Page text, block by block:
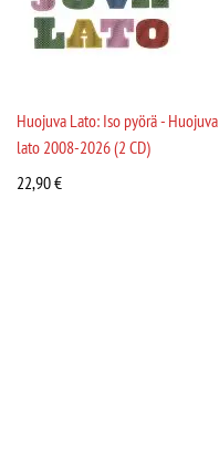
Huojuva Lato: Iso pyörä - Huojuva
lato 2008-2026 (2 CD)
22,90€